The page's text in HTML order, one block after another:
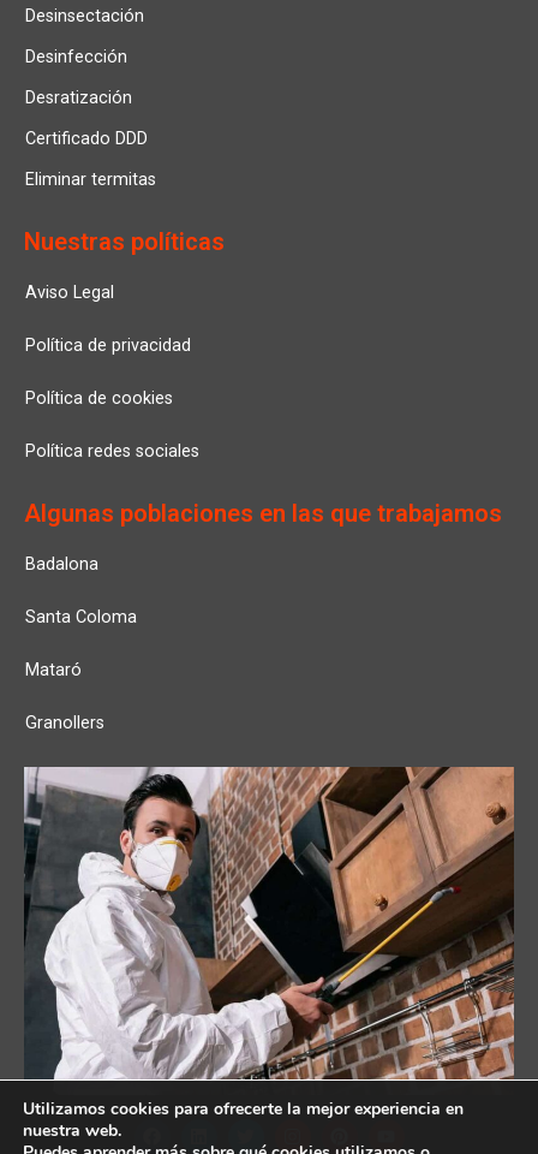
Desinsectación
Desinfección
Desratización
Certificado DDD
Eliminar termitas
Nuestras políticas
Aviso Legal
Política de privacidad
Política de cookies
Política redes sociales
Algunas poblaciones en las que trabajamos
Badalona
Santa Coloma
Mataró
Granollers
Utilizamos cookies para ofrecerte la mejor experiencia en
nuestra web.